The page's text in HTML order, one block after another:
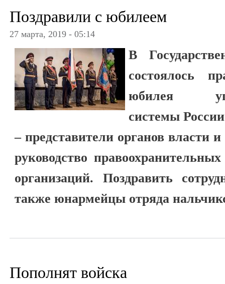
Поздравили с юбилеем
27 марта, 2019 - 05:14
В
состоялось
юбилея
системы
– представители органов власти
руководство
организаций. Поздравить
также юнармейцы отряда
Пополнят войска